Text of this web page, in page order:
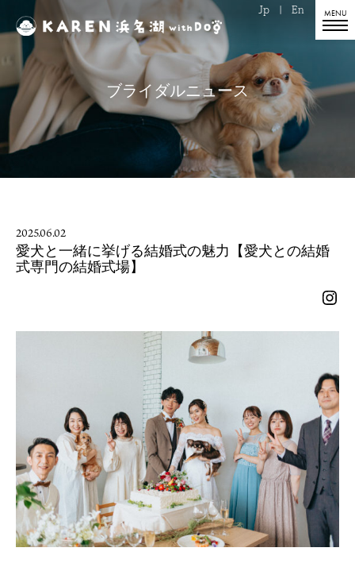
Jp En
ブライダルニュース
2025.06.02
愛犬と一緒に挙げる結婚式の魅力【愛犬との結婚
式専門の結婚式場】